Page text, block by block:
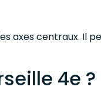
axes centraux. Il
4e ?